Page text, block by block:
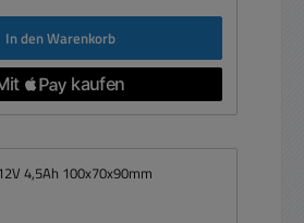
In den Warenkorb